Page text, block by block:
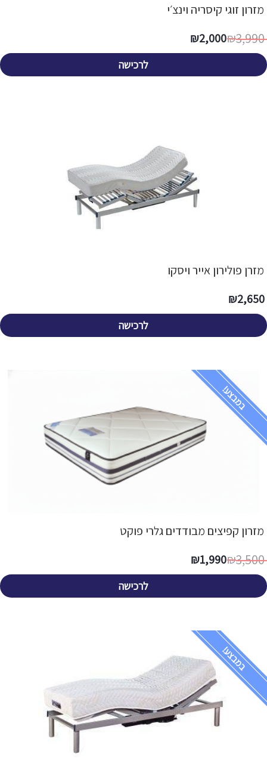
מזרון זוגי קיסריה וינצ׳י
3,990
₪
2,000
₪
לרכישה
מזרן פולירון אייר ויסקו
2,650
₪
לרכישה
במבצע!
מזרון קפיצים מבודדים גלרי פוקט
3,500
₪
1,990
₪
לרכישה
במבצע!